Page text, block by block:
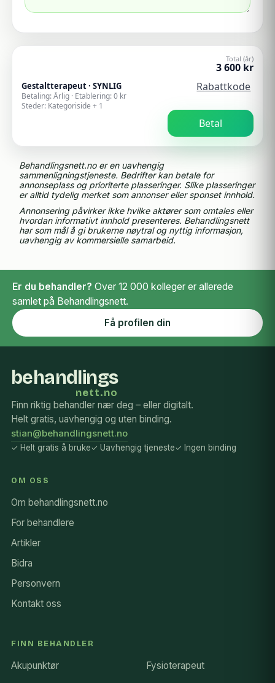
Gestaltterapeut· SYNLIG
Betaling:Årlig· Etablering:0kr
Steder: Kategoriside + 1
Total (år)
3 600 kr
Rabattkode
Betal
Behandlingsnett.no er en uavhengig
sammenligningstjeneste. Bedrifter kan betale for
annonseplass og prioriterte plasseringer. Slike plasseringer
er alltid tydelig merket som annonser eller sponset innhold.
Annonsering påvirker ikke hvilke aktører som omtales eller
hvordan informativt innhold presenteres. Behandlingsnett
har som mål å gi brukerne nøytral og nyttig informasjon,
uavhengig av kommersielle samarbeid.
Er du behandler? Over 12 000 kolleger er allerede
samlet på Behandlingsnett.
Få profilen din
behandlings
nett.no
Finn riktig behandler nær deg – eller digitalt.
Helt gratis, uavhengig og uten binding.
stian@behandlingsnett.no
✓ Helt gratis å bruke✓ Uavhengig tjeneste✓ Ingen binding
OM OSS
Om behandlingsnett.no
For behandlere
Artikler
Bidra
Personvern
Kontakt oss
FINN BEHANDLER
Akupunktør
Fysioterapeut